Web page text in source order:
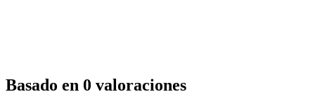
Basado en 0 valoraciones